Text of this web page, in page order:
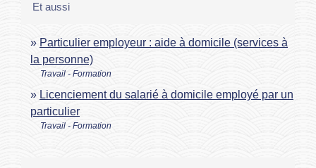
Et aussi
Particulier employeur : aide à domicile (services à
la personne)
Travail - Formation
Licenciement du salarié à domicile employé par un
particulier
Travail - Formation